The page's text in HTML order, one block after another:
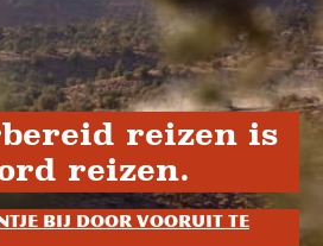
reizen is
reizen.
bij door vooruit te